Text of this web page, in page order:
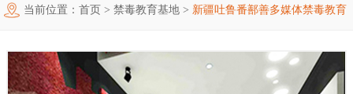
主题多媒体展厅
廉政警示展厅
法治教育基地
产品中心
VR虚拟现实
AR增强现实
新闻中心
公司新闻
关于我们
当前位置： 首页 > 禁毒教育基地 > 新疆吐鲁番鄯善多媒体禁毒教育
展厅